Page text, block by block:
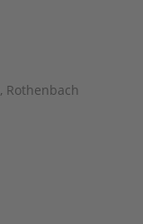
, Rothenbach